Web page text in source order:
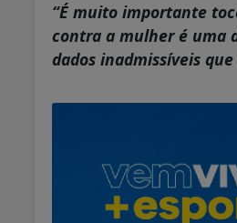
“É muito importante
contra a mulher é uma
dados inadmissíveis